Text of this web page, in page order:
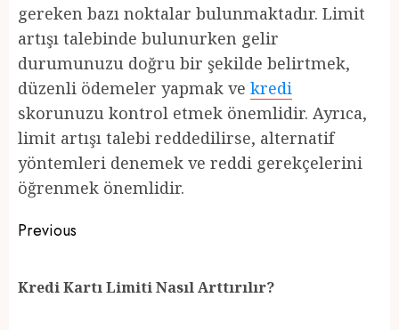
gereken bazı noktalar bulunmaktadır. Limit
artışı talebinde bulunurken gelir
durumunuzu doğru bir şekilde belirtmek,
düzenli ödemeler yapmak ve kredi
skorunuzu kontrol etmek önemlidir. Ayrıca,
limit artışı talebi reddedilirse, alternatif
yöntemleri denemek ve reddi gerekçelerini
öğrenmek önemlidir.
Post
Previous
Kredi Kartı Limiti Nasıl Arttırılır?